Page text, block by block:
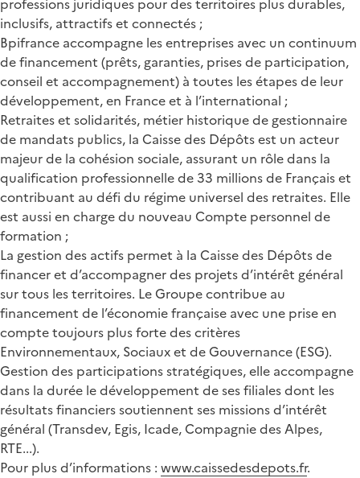
inclusifs, attractifs et connectés ;
Bpifrance accompagne les entreprises avec un continuum
de financement (prêts, garanties, prises de participation,
conseil et accompagnement) à toutes les étapes de leur
développement, en France et à l’international ;
Retraites et solidarités, métier historique de gestionnaire
de mandats publics, la Caisse des Dépôts est un acteur
majeur de la cohésion sociale, assurant un rôle dans la
qualification professionnelle de 33 millions de Français et
contribuant au défi du régime universel des retraites. Elle
est aussi en charge du nouveau Compte personnel de
formation ;
La gestion des actifs permet à la Caisse des Dépôts de
financer et d’accompagner des projets d’intérêt général
sur tous les territoires. Le Groupe contribue au
financement de l’économie française avec une prise en
compte toujours plus forte des critères
Environnementaux, Sociaux et de Gouvernance (ESG).
Gestion des participations stratégiques, elle accompagne
dans la durée le développement de ses filiales dont les
résultats financiers soutiennent ses missions d’intérêt
général (Transdev, Egis, Icade, Compagnie des Alpes,
RTE...).
Pour plus d’informations : www.caissedesdepots.fr.